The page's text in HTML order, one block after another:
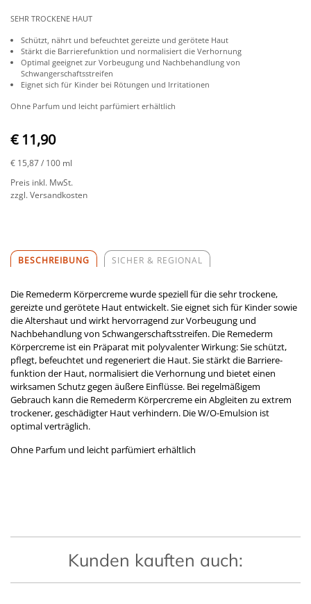
SEHR TROCKENE HAUT
Schützt, nährt und befeuchtet gereizte und gerötete Haut
Stärkt die Barrierefunktion und normalisiert die Verhornung
Optimal geeignet zur Vorbeugung und Nachbehandlung von
Schwangerschaftsstreifen
Eignet sich für Kinder bei Rötungen und Irritationen
Ohne Parfum und leicht parfümiert erhältlich
€ 11,90
€ 15,87/ 100 ml
Preis inkl. MwSt.
zzgl. Versandkosten
BESCHREIBUNG SICHER & REGIONAL
Die Remederm Körpercreme wurde speziell für die sehr trockene,
gereizte und gerötete Haut entwickelt. Sie eignet sich für Kinder sowie
die Altershaut und wirkt hervorragend zur Vorbeugung und
Nachbehandlung von Schwangerschaftsstreifen. Die Remederm
Körpercreme ist ein Präparat mit polyvalenter Wirkung: Sie schützt,
pflegt, befeuchtet und regeneriert die Haut. Sie stärkt die Barriere­
funk­tion der Haut, normalisiert die Verhornung und bietet ­einen
wirksamen Schutz gegen äußere Einflüsse. Bei regelmäßigem
Gebrauch kann die Remederm Körpercreme ein Abgleiten zu extrem
trockener, geschädigter Haut verhindern. Die W/O-Emulsion ist
optimal verträglich.
Ohne Parfum und leicht parfümiert erhältlich
Kunden kauften auch: